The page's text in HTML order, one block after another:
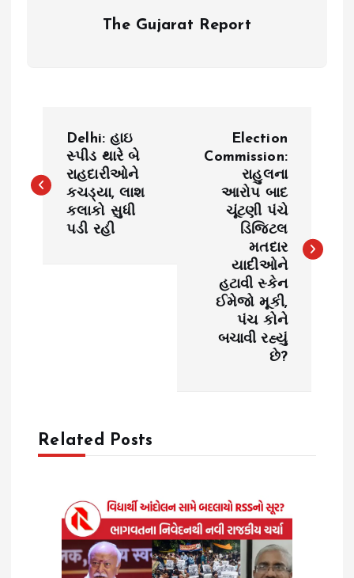
The Gujarat Report
s
g
Delhi: હાઇ
સ્પીડ થારે બે
રાહદારીઓને
કચડ્યા, લાશ
કલાકો સુધી
પડી રહી
Election
Commission:
રાહુલના
આરોપ બાદ
ચૂંટણી પંચે
ડિજિટલ
મતદાર
યાદીઓને
હટાવી સ્કેન
ઈમેજો મૂકી,
પંચ કોને
બચાવી રહ્યું
છે?
Related Posts